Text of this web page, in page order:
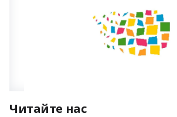
Читайте нас